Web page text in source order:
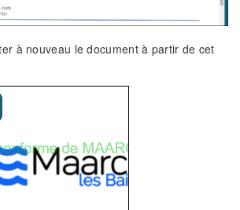
à nouveau le document à partir de cet